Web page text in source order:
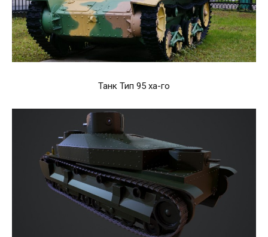
Танк Тип 95 ха-го